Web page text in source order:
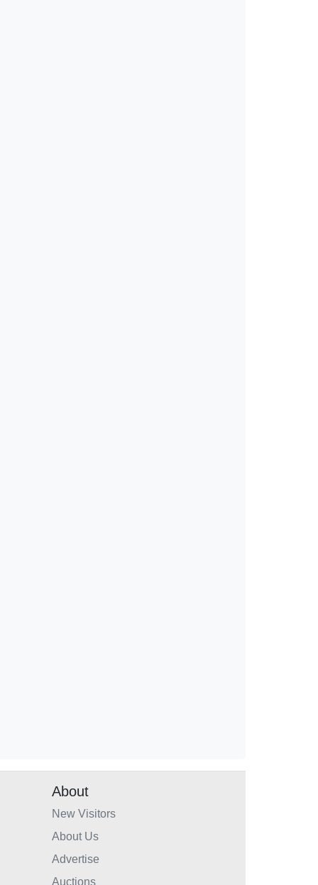
About
New Visitors
About Us
Advertise
Auctions